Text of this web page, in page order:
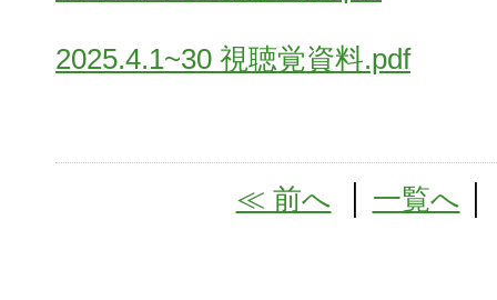
2025.4.1~30 視聴覚資料.pdf
≪ 前へ 一覧へ